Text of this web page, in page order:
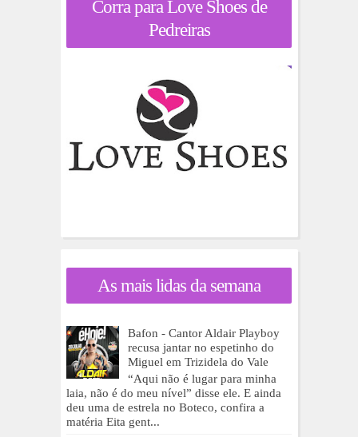
Corra para Love Shoes de
Pedreiras
As mais lidas da semana
Bafon - Cantor Aldair Playboy
recusa jantar no espetinho do
Miguel em Trizidela do Vale
“Aqui não é lugar para minha
laia, não é do meu nível” disse ele. E ainda
deu uma de estrela no Boteco, confira a
matéria Eita gent...